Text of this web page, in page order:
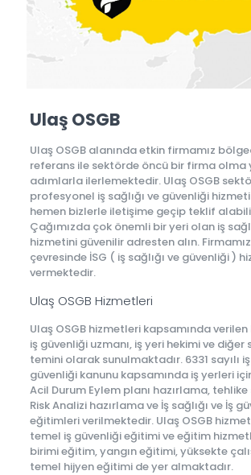
Ulaş OSGB
Ulaş OSGB alanında etkin firmamız
referans ile sektörde öncü bir firma olma
adımlarla ilerlemektedir. Ulaş OSGB
profesyonel iş sağlığı ve güvenliği hizmeti
hemen bizlerle iletişime geçip teklif
Çağımızda çok önemli bir yeri olan iş
hizmetini güvenilir adresten alın.
çevresinde İSG ( iş sağlığı ve güvenliği )
vermektedir.
Ulaş OSGB Hizmetleri
Ulaş OSGB hizmetleri kapsamında
iş güvenliği uzmanı, iş yeri hekimi ve diğer
temini olarak sunulmaktadır. 6331 sayılı iş
güvenliği kanunu kapsamında iş yerleri
Acil Durum Eylem planı hazırlama, tehlike
Risk Analizi hazırlama ve İş sağlığı ve İş
eğitimleri verilmektedir. Ulaş OSGB
temel iş güvenliği eğitimi ve eğitim
birimi eğitim, yangın eğitimi, yüksekte
temel hijyen eğitimi de yer almaktadır.